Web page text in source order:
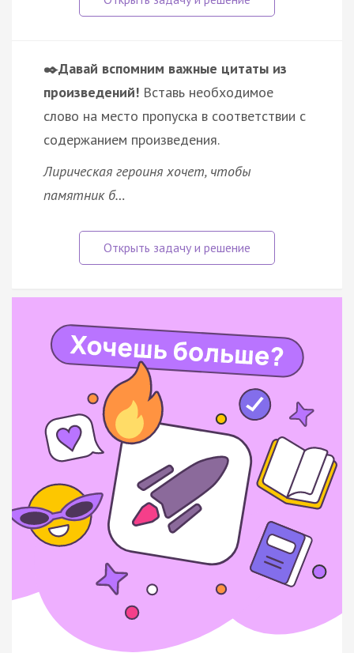
✒️Давай вспомним важные цитаты из
произведений! Вставь необходимое
слово на место пропуска в соответствии с
содержанием произведения.
Лирическая героиня хочет, чтобы
памятник б…